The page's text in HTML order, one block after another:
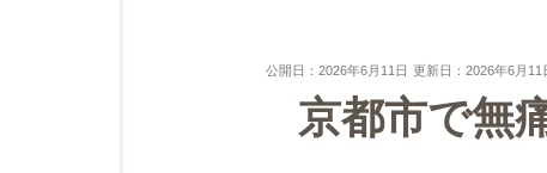
公開日：2026年6月11日 更新日：2026年6月11
京都市で無